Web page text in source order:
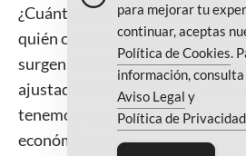
¿Cuánto costará cambiar el
quién confiar para evitar
surgen a menudo,
ajustado. Pero no te preocupes,
tenemos la solución para hacer
económica y exitosa.
para mejorar tu
continuar, aceptas
Política de Cookies.
información,
Aviso Legal y
Política de Privacidad